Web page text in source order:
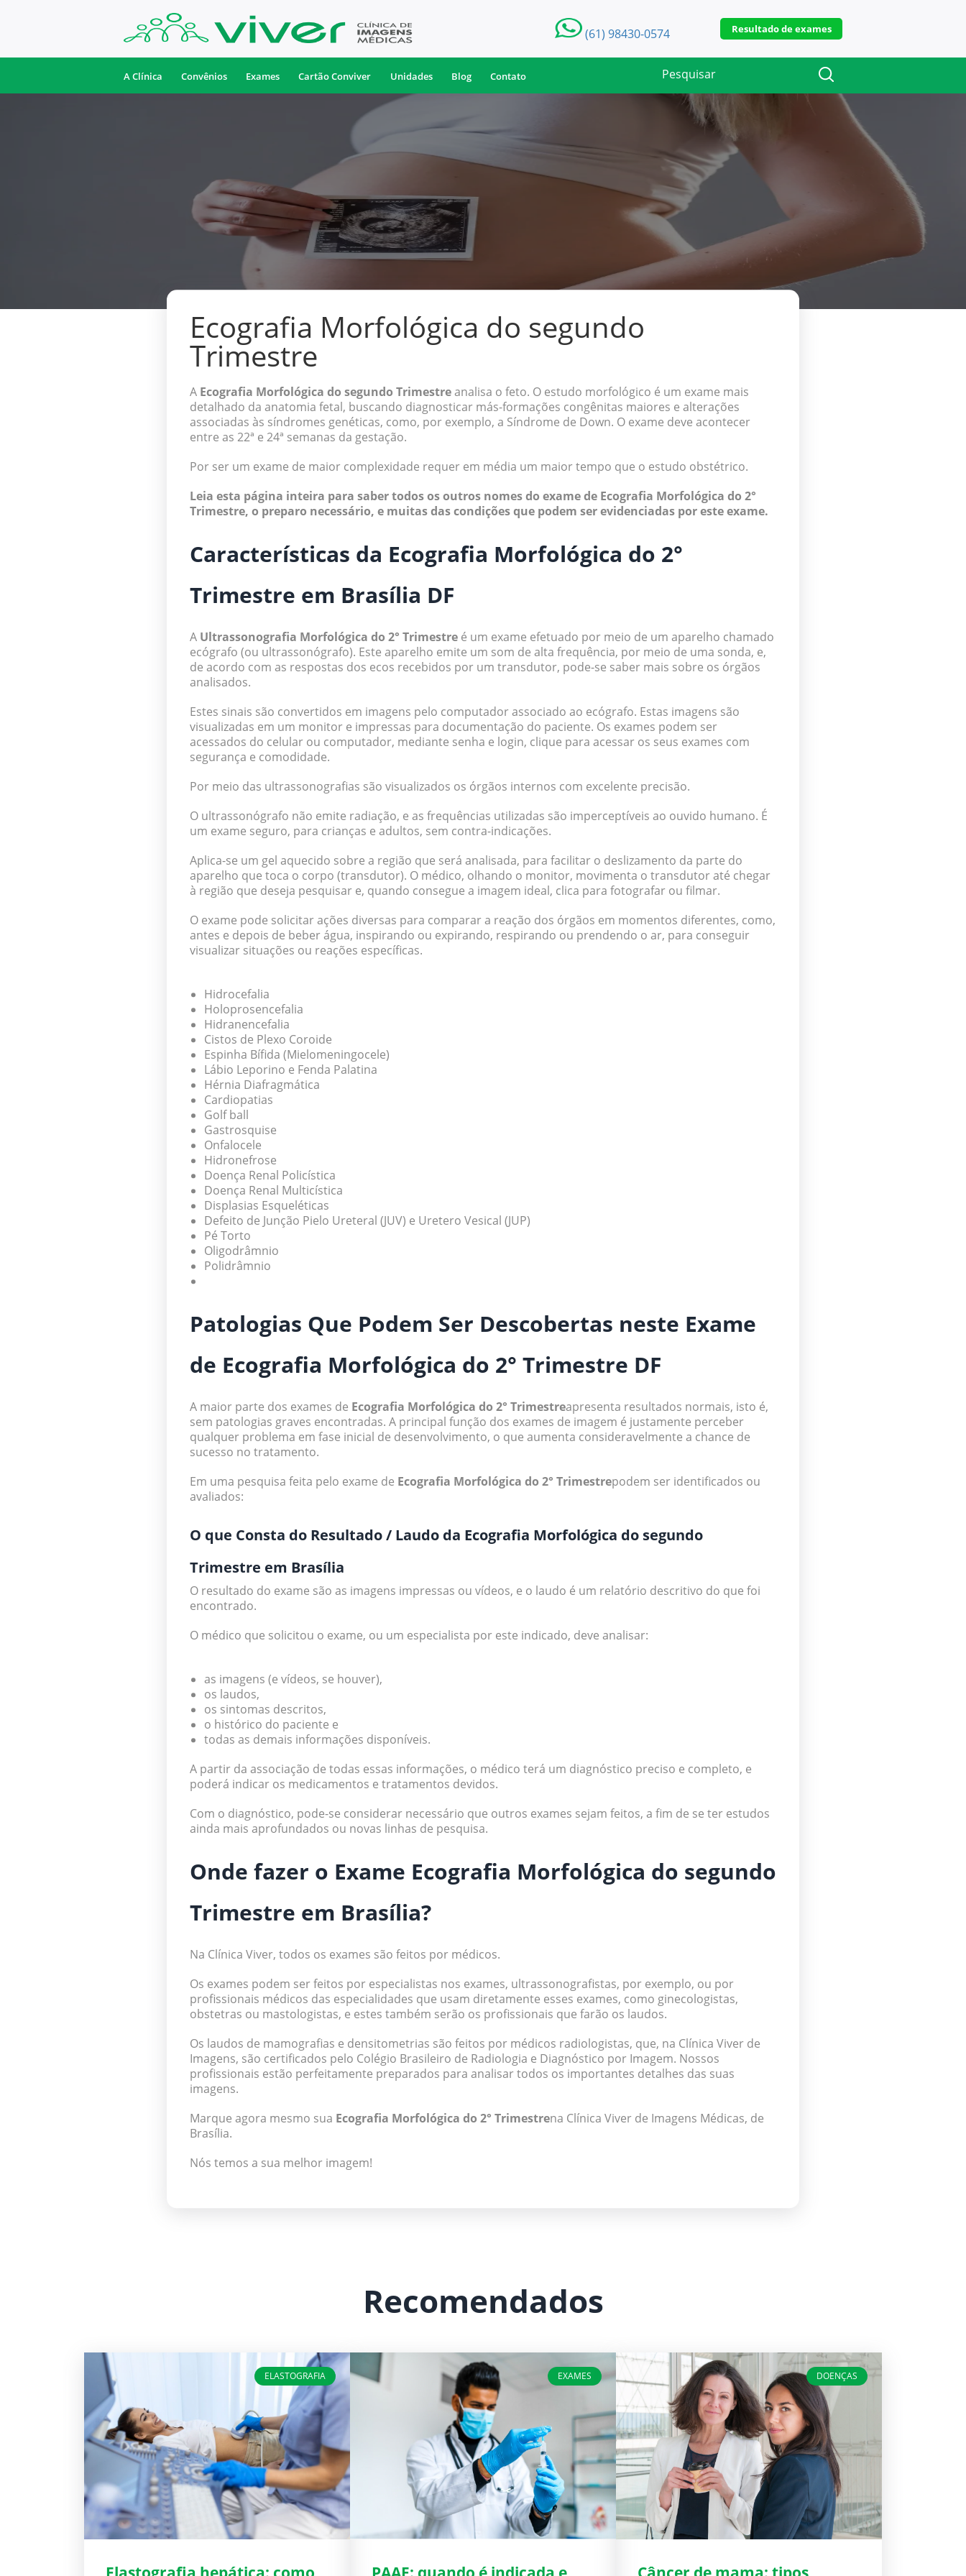
(61) 98430-0574 Resultado de exames
A Clínica Convênios Exames Cartão Conviver Unidades Blog Contato
Ecografia Morfológica do segundo
Trimestre
A Ecografia Morfológica do segundo Trimestreanalisa o feto. O estudo morfológico é um exame mais
detalhado da anatomia fetal, buscando diagnosticar más-formações congênitas maiores e alterações
associadas às síndromes genéticas, como, por exemplo, a Síndrome de Down. O exame deve acontecer
entre as 22ª e 24ª semanas da gestação.
Por ser um exame de maior complexidade requer em média um maior tempo que o estudo obstétrico.
Leia esta página inteira para saber todos os outros nomes do exame de Ecografia Morfológica do 2°
Trimestre, o preparo necessário, e muitas das condições que podem ser evidenciadas por este exame.
Características da Ecografia Morfológica do 2°
Trimestre em Brasília DF
A Ultrassonografia Morfológica do 2° Trimestre é um exame efetuado por meio de um aparelho chamado
ecógrafo (ou ultrassonógrafo). Este aparelho emite um som de alta frequência, por meio de uma sonda, e,
de acordo com as respostas dos ecos recebidos por um transdutor, pode-se saber mais sobre os órgãos
analisados.
Estes sinais são convertidos em imagens pelo computador associado ao ecógrafo. Estas imagens são
visualizadas em um monitor e impressas para documentação do paciente. Os exames podem ser
acessados do celular ou computador, mediante senha e login, clique para acessar os seus exames com
segurança e comodidade.
Por meio das ultrassonografias são visualizados os órgãos internos com excelente precisão.
O ultrassonógrafo não emite radiação, e as frequências utilizadas são imperceptíveis ao ouvido humano. É
um exame seguro, para crianças e adultos, sem contra-indicações.
Aplica-se um gel aquecido sobre a região que será analisada, para facilitar o deslizamento da parte do
aparelho que toca o corpo (transdutor). O médico, olhando o monitor, movimenta o transdutor até chegar
à região que deseja pesquisar e, quando consegue a imagem ideal, clica para fotografar ou filmar.
O exame pode solicitar ações diversas para comparar a reação dos órgãos em momentos diferentes, como,
antes e depois de beber água, inspirando ou expirando, respirando ou prendendo o ar, para conseguir
visualizar situações ou reações específicas.
Hidrocefalia
Holoprosencefalia
Hidranencefalia
Cistos de Plexo Coroide
Espinha Bífida (Mielomeningocele)
Lábio Leporino e Fenda Palatina
Hérnia Diafragmática
Cardiopatias
Golf ball
Gastrosquise
Onfalocele
Hidronefrose
Doença Renal Policística
Doença Renal Multicística
Displasias Esqueléticas
Defeito de Junção Pielo Ureteral (JUV) e Uretero Vesical (JUP)
Pé Torto
Oligodrâmnio
Polidrâmnio
Patologias Que Podem Ser Descobertas neste Exame
de Ecografia Morfológica do 2° Trimestre DF
A maior parte dos exames de Ecografia Morfológica do 2° Trimestreapresenta resultados normais, isto é,
sem patologias graves encontradas. A principal função dos exames de imagem é justamente perceber
qualquer problema em fase inicial de desenvolvimento, o que aumenta consideravelmente a chance de
sucesso no tratamento.
Em uma pesquisa feita pelo exame de Ecografia Morfológica do 2° Trimestrepodem ser identificados ou
avaliados:
O que Consta do Resultado / Laudo da Ecografia Morfológica do segundo
Trimestre em Brasília
O resultado do exame são as imagens impressas ou vídeos, e o laudo é um relatório descritivo do que foi
encontrado.
O médico que solicitou o exame, ou um especialista por este indicado, deve analisar:
as imagens (e vídeos, se houver),
os laudos,
os sintomas descritos,
o histórico do paciente e
todas as demais informações disponíveis.
A partir da associação de todas essas informações, o médico terá um diagnóstico preciso e completo, e
poderá indicar os medicamentos e tratamentos devidos.
Com o diagnóstico, pode-se considerar necessário que outros exames sejam feitos, a fim de se ter estudos
ainda mais aprofundados ou novas linhas de pesquisa.
Onde fazer o Exame Ecografia Morfológica do segundo
Trimestre em Brasília?
Na Clínica Viver, todos os exames são feitos por médicos.
Os exames podem ser feitos por especialistas nos exames, ultrassonografistas, por exemplo, ou por
profissionais médicos das especialidades que usam diretamente esses exames, como ginecologistas,
obstetras ou mastologistas, e estes também serão os profissionais que farão os laudos.
Os laudos de mamografias e densitometrias são feitos por médicos radiologistas, que, na Clínica Viver de
Imagens, são certificados pelo Colégio Brasileiro de Radiologia e Diagnóstico por Imagem. Nossos
profissionais estão perfeitamente preparados para analisar todos os importantes detalhes das suas
imagens.
Marque agora mesmo sua Ecografia Morfológica do 2° Trimestrena Clínica Viver de Imagens Médicas, de
Brasília.
Nós temos a sua melhor imagem!
Recomendados
ELASTOGRAFIA EXAMES DOENÇAS